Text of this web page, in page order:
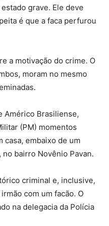
grave. Ele deve
é que a faca perfurou
a motivação do crime. O
moram no mesmo
Américo Brasiliense,
(PM) momentos
casa, embaixo de um
no bairro Novênio Pavan.
criminal e, inclusive,
com um facão. O
na delegacia da Polícia